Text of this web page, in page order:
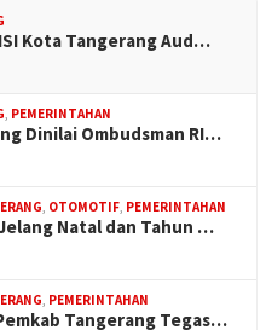
Kota Tangerang Aud…
, PEMERINTAHAN
Dinilai Ombudsman RI…
, OTOMOTIF, PEMERINTAHAN
Natal dan Tahun …
, PEMERINTAHAN
Tangerang Tegas…